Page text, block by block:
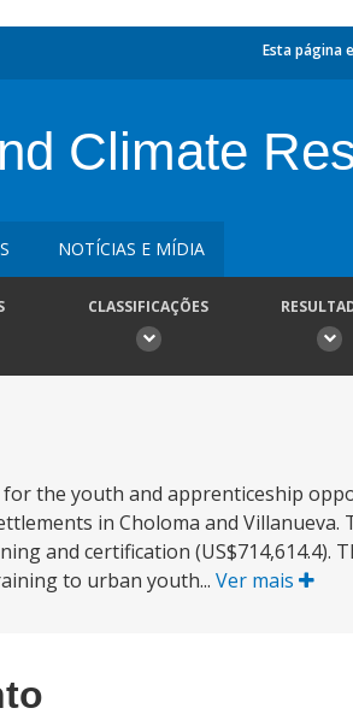
Esta página
Climate
NOTÍCIAS E MÍDIA
CLASSIFICAÇÕES
the youth and apprenticeship
in Choloma and Villanueva.
and certification (US$714,614.4).
to urban youth... Ver mais